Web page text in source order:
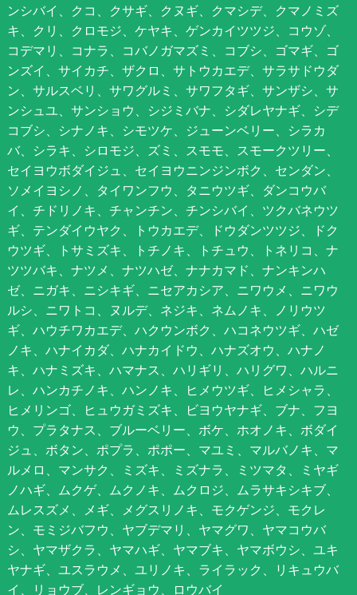
ンシバイ、クコ、クサギ、クヌギ、クマシデ、クマノミズ
キ、クリ、クロモジ、ケヤキ、ゲンカイツツジ、コウゾ、
コデマリ、コナラ、コバノガマズミ、コブシ、ゴマギ、ゴ
ンズイ、サイカチ、ザクロ、サトウカエデ、サラサドウダ
ン、サルスベリ、サワグルミ、サワフタギ、サンザシ、サ
ンシュユ、サンショウ、シジミバナ、シダレヤナギ、シデ
コブシ、シナノキ、シモツケ、ジューンベリー、シラカ
バ、シラキ、シロモジ、ズミ、スモモ、スモークツリー、
セイヨウボダイジュ、セイヨウニンジンボク、センダン、
ソメイヨシノ、タイワンフウ、タニウツギ、ダンコウバ
イ、チドリノキ、チャンチン、チンシバイ、ツクバネウツ
ギ、テンダイウヤク、トウカエデ、ドウダンツツジ、ドク
ウツギ、トサミズキ、トチノキ、トチュウ、トネリコ、ナ
ツツバキ、ナツメ、ナツハゼ、ナナカマド、ナンキンハ
ゼ、ニガキ、ニシキギ、ニセアカシア、ニワウメ、ニワウ
ルシ、ニワトコ、ヌルデ、ネジキ、ネムノキ、ノリウツ
ギ、ハウチワカエデ、ハクウンボク、ハコネウツギ、ハゼ
ノキ、ハナイカダ、ハナカイドウ、ハナズオウ、ハナノ
キ、ハナミズキ、ハマナス、ハリギリ、ハリグワ、ハルニ
レ、ハンカチノキ、ハンノキ、ヒメウツギ、ヒメシャラ、
ヒメリンゴ、ヒュウガミズキ、ビヨウヤナギ、ブナ、フヨ
ウ、プラタナス、ブルーベリー、ボケ、ホオノキ、ボダイ
ジュ、ボタン、ポプラ、ポポー、マユミ、マルバノキ、マ
ルメロ、マンサク、ミズキ、ミズナラ、ミツマタ、ミヤギ
ノハギ、ムクゲ、ムクノキ、ムクロジ、ムラサキシキブ、
ムレスズメ、メギ、メグスリノキ、モクゲンジ、モクレ
ン、モミジバフウ、ヤブデマリ、ヤマグワ、ヤマコウバ
シ、ヤマザクラ、ヤマハギ、ヤマブキ、ヤマボウシ、ユキ
ヤナギ、ユスラウメ、ユリノキ、ライラック、リキュウバ
イ、リョウブ、レンギョウ、ロウバイ